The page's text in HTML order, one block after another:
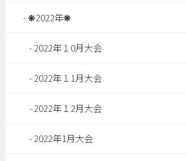
❋2022年❋
2022年１0月大会
2022年１1月大会
2022年１2月大会
2022年1月大会